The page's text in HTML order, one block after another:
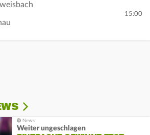
15:00
Weiter ungeschlagen